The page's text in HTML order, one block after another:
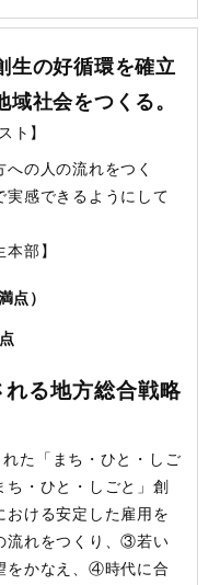
生の好循環を確立
社会をつくる。
ト】
の人の流れをつく
実感できるようにして
部】
点）
る地方総合戦略
た「まち・ひと・しご
・ひと・しごと」創
ける安定した雇用を
流れをつくり、③若い
をかなえ、④時代に合